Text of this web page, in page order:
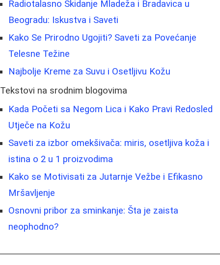
Radiotalasno Skidanje Mladeža i Bradavica u
Beogradu: Iskustva i Saveti
Kako Se Prirodno Ugojiti? Saveti za Povećanje
Telesne Težine
Najbolje Kreme za Suvu i Osetljivu Kožu
Tekstovi na srodnim blogovima
Kada Početi sa Negom Lica i Kako Pravi Redosled
Utječe na Kožu
Saveti za izbor omekšivača: miris, osetljiva koža i
istina o 2 u 1 proizvodima
Kako se Motivisati za Jutarnje Vežbe i Efikasno
Mršavljenje
Osnovni pribor za sminkanje: Šta je zaista
neophodno?